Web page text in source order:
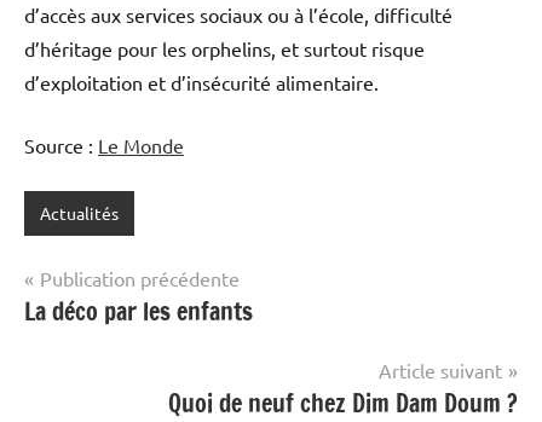
d’accès aux services sociaux ou à l’école, difficulté
d’héritage pour les orphelins, et surtout risque
d’exploitation et d’insécurité alimentaire.
Source : Le Monde
Actualités
Navigation
de
Publication précédente
La déco par les enfants
Article suivant
Quoi de neuf chez Dim Dam Doum ?